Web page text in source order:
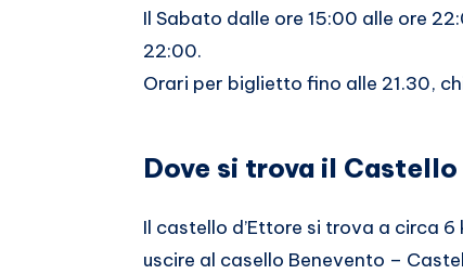
Il Sabato dalle ore 15:00 alle ore
22:00.
Orari per biglietto fino alle 21.30,
Dove si trova il Castello
Il castello d’Ettore si trova a circa
uscire al casello Benevento –